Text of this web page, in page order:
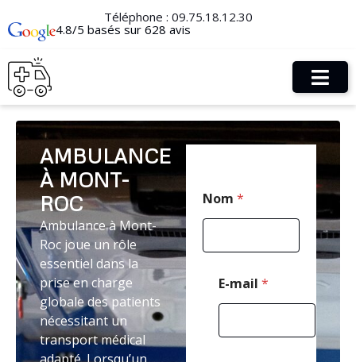
Téléphone : 09.75.18.12.30
4.8/5 basés sur 628 avis
AMBULANCE
À MONT-
ROC
Ambulance à Mont-
Roc joue un rôle
essentiel dans la
prise en charge
globale des patients
nécessitant un
transport médical
T
é
é
Nom *
E-mail *